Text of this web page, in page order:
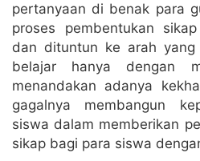
pertanyaan di benak para
proses pembentukan
dan dituntun ke arah
belajar hanya dengan
menandakan adanya
gagalnya membangun
siswa dalam memberikan
sikap bagi para siswa